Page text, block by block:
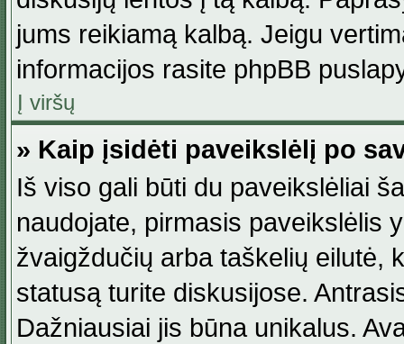
jums reikiamą kalbą. Jeigu
informacijos rasite phpBB
Į viršų
» Kaip įsidėti paveikslėlį po
Iš viso gali būti du paveikslėliai
naudojate, pirmasis paveikslėlis
žvaigždučių arba taškelių eilutė,
statusą turite diskusijose.
Dažniausiai jis būna unikalus.